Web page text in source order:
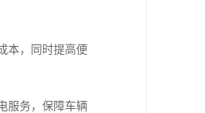
本，同时提高便
服务，保障车辆